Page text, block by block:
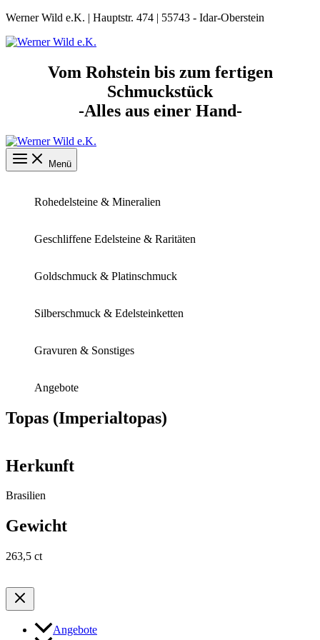
Zum
springen
Werner Wild e.K. | Hauptstr. 474 | 55743 - Idar-Oberstein
Vom Rohstein bis zum fertigen
Schmuckstück
-Alles aus einer Hand-
Menü
Rohedelsteine & Mineralien
Geschliffene Edelsteine & Raritäten
Goldschmuck & Platinschmuck
Silberschmuck & Edelsteinketten
Gravuren & Sonstiges
Angebote
Topas (Imperialtopas)
Herkunft
Brasilien
Gewicht
263,5 ct
Angebote